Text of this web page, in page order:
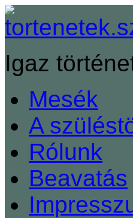
Igaz
Mesék
A
Rólunk
Beavatás